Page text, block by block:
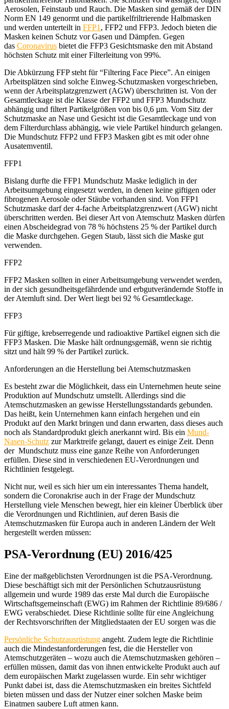
Aerosolen, Feinstaub und Rauch. Die Masken sind gemäß der DIN
Norm EN 149 genormt und die partikelfriltrierende Halbmasken
und werden unterteilt in FFP1, FFP2 und FFP3. Jedoch bieten die
Masken keinen Schutz vor Gasen und Dämpfen. Gegen
das Coronavirus bietet die FFP3 Gesichtsmaske den mit Abstand
höchsten Schutz mit einer Filterleitung von 99%.
Die Abkürzung FFP steht für “Filtering Face Piece”. An einigen
Arbeitsplätzen sind solche Einweg-Schutzmasken vorgeschrieben,
wenn der Arbeitsplatzgrenzwert (AGW) überschritten ist. Von der
Gesamtleckage ist die Klasse der FFP2 und FFP3 Mundschutz
abhängig und filtert Partikelgrößen von bis 0,6 µm. Vom Sitz der
Schutzmaske an Nase und Gesicht ist die Gesamtleckage und von
dem Filterdurchlass abhängig, wie viele Partikel hindurch gelangen.
Die Mundschutz FFP2 und FFP3 Masken gibt es mit oder ohne
Ausatemventil.
FFP1
Bislang durfte die FFP1 Mundschutz Maske lediglich in der
Arbeitsumgebung eingesetzt werden, in denen keine giftigen oder
fibrogenen Aerosole oder Stäube vorhanden sind. Von FFP1
Schutzmaske darf der 4-fache Arbeitsplatzgrenzwert (AGW) nicht
überschritten werden. Bei dieser Art von Atemschutz Masken dürfen
einen Abscheidegrad von 78 % höchstens 25 % der Partikel durch
die Maske durchgehen. Gegen Staub, lässt sich die Maske gut
verwenden.
FFP2
FFP2 Masken sollten in einer Arbeitsumgebung verwendet werden,
in der sich gesundheitsgefährdende und erbgutverändernde Stoffe in
der Atemluft sind. Der Wert liegt bei 92 % Gesamtleckage.
FFP3
Für giftige, krebserregende und radioaktive Partikel eignen sich die
FFP3 Masken. Die Maske hält ordnungsgemäß, wenn sie richtig
sitzt und hält 99 % der Partikel zurück.
Anforderungen an die Herstellung bei Atemschutzmasken
Es besteht zwar die Möglichkeit, dass ein Unternehmen heute seine
Produktion auf Mundschutz umstellt. Allerdings sind die
Atemschutzmasken an gewisse Herstellungsstandards gebunden.
Das heißt, kein Unternehmen kann einfach hergehen und ein
Produkt auf den Markt bringen und dann erwarten, dass dieses auch
noch als Standardprodukt gleich anerkannt wird. Bis ein Mund-
Nasen-Schutz zur Marktreife gelangt, dauert es einige Zeit. Denn
der Mundschutz muss eine ganze Reihe von Anforderungen
erfüllen. Diese sind in verschiedenen EU-Verordnungen und
Richtlinien festgelegt.
Nicht nur, weil es sich hier um ein interessantes Thema handelt,
sondern die Coronakrise auch in der Frage der Mundschutz
Herstellung viele Menschen bewegt, hier ein kleiner Überblick über
die Verordnungen und Richtlinien, auf deren Basis die
Atemschutzmasken für Europa auch in anderen Ländern der Welt
hergestellt werden müssen:
PSA-Verordnung (EU) 2016/425
Eine der maßgeblichsten Verordnungen ist die PSA-Verordnung.
Diese beschäftigt sich mit der Persönlichen Schutzausrüstung
allgemein und wurde 1989 das erste Mal durch die Europäische
Wirtschaftsgemeinschaft (EWG) im Rahmen der Richtlinie 89/686 /
EWG verabschiedet. Diese Richtlinie sollte für eine Angleichung
der Rechtsvorschriften der Mitgliedstaaten der EU sorgen was die
Persönliche Schutzausrüstung angeht. Zudem legte die Richtlinie
auch die Mindestanforderungen fest, die die Hersteller von
Atemschutzgeräten – wozu auch die Atemschutzmasken gehören –
erfüllen müssen, damit das von ihnen entwickelte Produkt auch auf
dem europäischen Markt zugelassen wurde. Ein sehr wichtiger
Punkt dabei ist, dass die Atemschutzmasken ein breites Sichtfeld
bieten müssen und dass der Nutzer einer solchen Maske beim
Einatmen saubere Luft atmen kann.